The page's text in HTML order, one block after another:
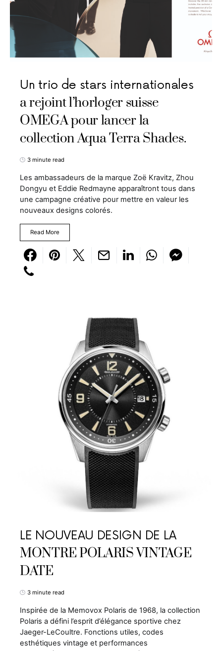
Un trio de stars internationales
a rejoint l’horloger suisse
OMEGA pour lancer la
collection Aqua Terra Shades.
3 minute read
Les ambassadeurs de la marque Zoë Kravitz, Zhou
Dongyu et Eddie Redmayne apparaîtront tous dans
une campagne créative pour mettre en valeur les
nouveaux designs colorés.
Read More
LE NOUVEAU DESIGN DE LA
MONTRE POLARIS VINTAGE
DATE
3 minute read
Inspirée de la Memovox Polaris de 1968, la collection
Polaris a défini l’esprit d’élégance sportive chez
Jaeger-LeCoultre. Fonctions utiles, codes
esthétiques vintage et performances